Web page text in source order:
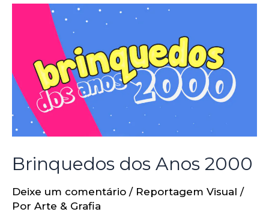
Brinquedos dos Anos 2000
Deixe um comentário / Reportagem Visual /
Por Arte & Grafia